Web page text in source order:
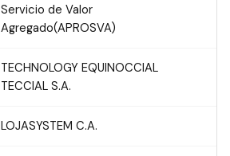
Servicio de Valor
Agregado(APROSVA)
TECHNOLOGY EQUINOCCIAL
TECCIAL S.A.
LOJASYSTEM C.A.